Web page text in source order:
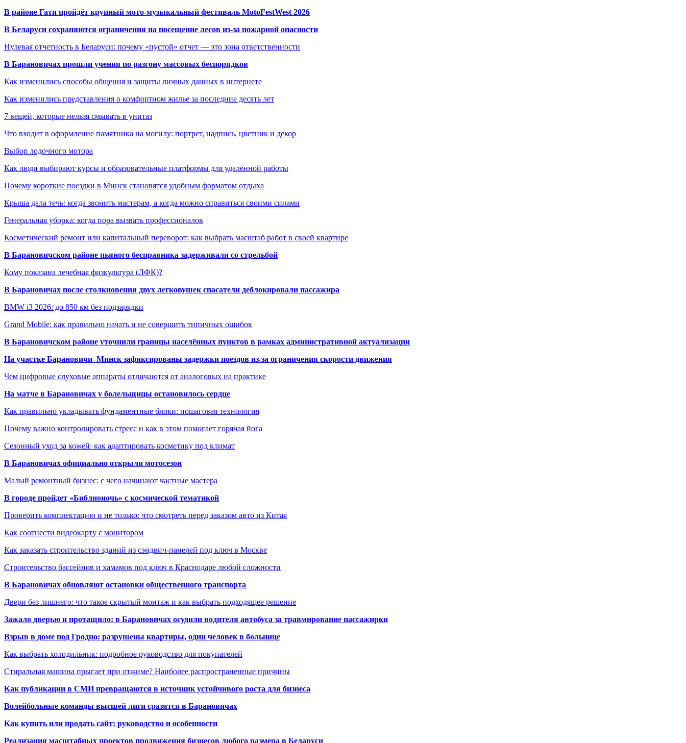
В районе Гати пройдёт крупный мото-музыкальный фестиваль MotoFestWest 2026
В Беларуси сохраняются ограничения на посещение лесов из-за пожарной опасности
Нулевая отчетность в Беларуси: почему «пустой» отчет — это зона ответственности
В Барановичах прошли учения по разгону массовых беспорядков
Как изменились способы общения и защиты личных данных в интернете
Как изменились представления о комфортном жилье за последние десять лет
7 вещей, которые нельзя смывать в унитаз
Что входит в оформление памятника на могилу: портрет, надпись, цветник и декор
Выбор лодочного мотора
Как люди выбирают курсы и образовательные платформы для удалённой работы
Почему короткие поездки в Минск становятся удобным форматом отдыха
Крыша дала течь: когда звонить мастерам, а когда можно справиться своими силами
Генеральная уборка: когда пора вызвать профессионалов
Косметический ремонт или капитальный переворот: как выбрать масштаб работ в своей квартире
В Барановичском районе пьяного бесправника задерживали со стрельбой
Кому показана лечебная физкультура (ЛФК)?
В Барановичах после столкновения двух легковушек спасатели деблокировали пассажира
BMW i3 2026: до 850 км без подзарядки
Grand Mobile: как правильно начать и не совершить типичных ошибок
В Барановичском районе уточнили границы населённых пунктов в рамках административной актуализации
На участке Барановичи–Минск зафиксированы задержки поездов из-за ограничения скорости движения
Чем цифровые слуховые аппараты отличаются от аналоговых на практике
На матче в Барановичах у болельщицы остановилось сердце
Как правильно укладывать фундаментные блоки: пошаговая технология
Почему важно контролировать стресс и как в этом помогает горячая йога
Сезонный уход за кожей: как адаптировать косметику под климат
В Барановичах официально открыли мотосезон
Малый ремонтный бизнес: с чего начинают частные мастера
В городе пройдет «Библионочь» с космической тематикой
Проверить комплектацию и не только: что смотреть перед заказом авто из Китая
Как соотнести видеокарту с монитором
Как заказать строительство зданий из сэндвич-панелей под ключ в Москве
Строительство бассейнов и хамамов под ключ в Краснодаре любой сложности
В Барановичах обновляют остановки общественного транспорта
Двери без лишнего: что такое скрытый монтаж и как выбрать подходящее решение
Зажало дверью и протащило: в Барановичах осудили водителя автобуса за травмирование пассажирки
Взрыв в доме под Гродно: разрушены квартиры, один человек в больнице
Как выбрать холодильник: подробное руководство для покупателей
Стиральная машина прыгает при отжиме? Наиболее распространенные причины
Как публикации в СМИ превращаются в источник устойчивого роста для бизнеса
Волейбольные команды высшей лиги сразятся в Барановичах
Как купить или продать сайт: руководство и особенности
Реализация масштабных проектов продвижения бизнесов любого размера в Беларуси